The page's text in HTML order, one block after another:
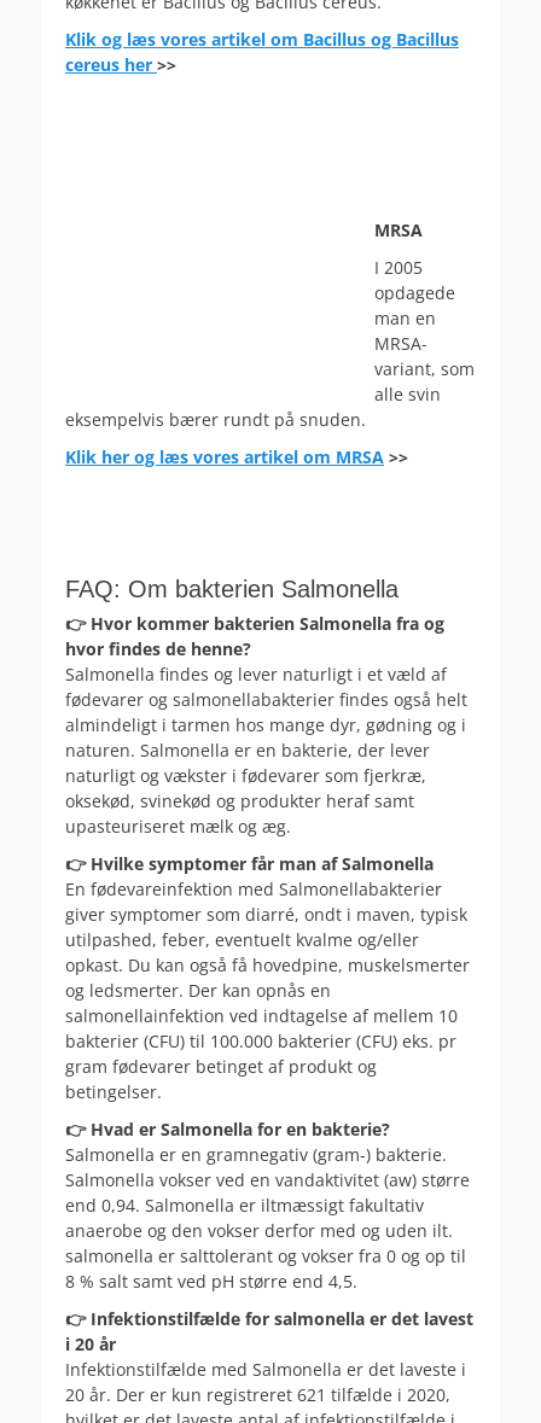
Klik og læs vores artikel om Bacillus og Bacillus
cereus her >>
MRSA
I 2005
opdagede
man en
MRSA-
variant, som
alle svin
eksempelvis bærer rundt på snuden.
Klik her og læs vores artikel om MRSA >>
FAQ: Om bakterien Salmonella
👉 Hvor kommer bakterien Salmonella fra og
hvor findes de henne?
Salmonella findes og lever naturligt i et væld af
fødevarer og salmonellabakterier findes også helt
almindeligt i tarmen hos mange dyr, gødning og i
naturen. Salmonella er en bakterie, der lever
naturligt og vækster i fødevarer som fjerkræ,
oksekød, svinekød og produkter heraf samt
upasteuriseret mælk og æg.
👉 Hvilke symptomer får man af Salmonella
En fødevareinfektion med Salmonellabakterier
giver symptomer som diarré, ondt i maven, typisk
utilpashed, feber, eventuelt kvalme og/eller
opkast. Du kan også få hovedpine, muskelsmerter
og ledsmerter. Der kan opnås en
salmonellainfektion ved indtagelse af mellem 10
bakterier (CFU) til 100.000 bakterier (CFU) eks. pr
gram fødevarer betinget af produkt og
betingelser.
👉 Hvad er Salmonella for en bakterie?
Salmonella er en gramnegativ (gram-) bakterie.
Salmonella vokser ved en vandaktivitet (aw) større
end 0,94. Salmonella er iltmæssigt fakultativ
anaerobe og den vokser derfor med og uden ilt.
salmonella er salttolerant og vokser fra 0 og op til
8 % salt samt ved pH større end 4,5.
👉 Infektionstilfælde for salmonella er det lavest
i 20 år
Infektionstilfælde med Salmonella er det laveste i
20 år. Der er kun registreret 621 tilfælde i 2020,